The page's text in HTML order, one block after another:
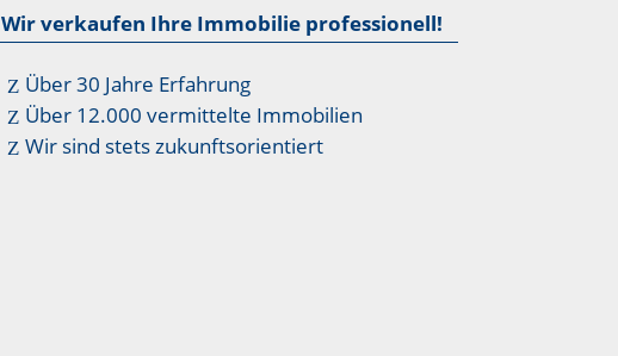
Wir verkaufen Ihre Immobilie professionell!
Über 30 Jahre Erfahrung
Über 12.000 vermittelte Immobilien
Wir sind stets zukunftsorientiert